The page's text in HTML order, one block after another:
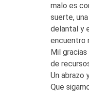
malo es
suerte,
delantal y
encuentro
Mil
de
Un abrazo
Que